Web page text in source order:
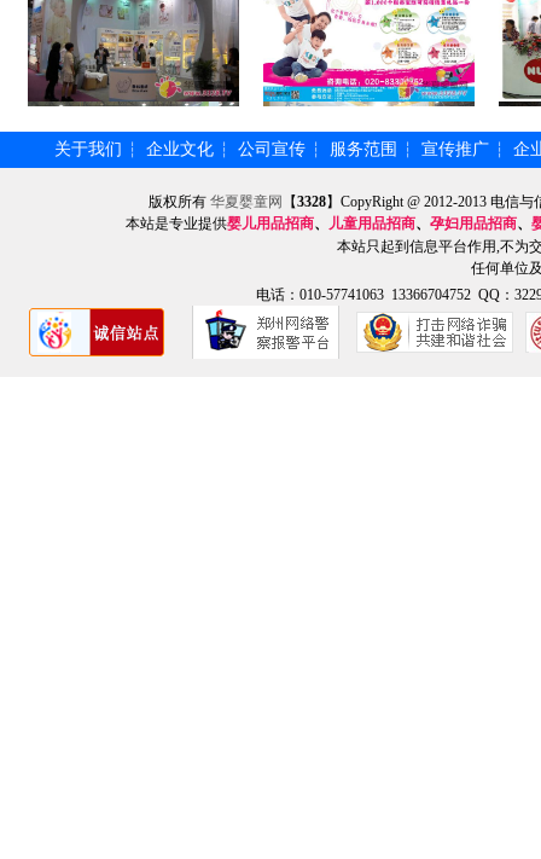
关于我们 ┆ 企业文化 ┆ 公司宣传 ┆ 服务范围 ┆ 宣传推广 ┆ 企
版权所有华夏婴童网 【3328】CopyRight @ 2012-2013 电信
本站是专业提供婴儿用品招商、 儿童用品招商、 孕妇用品招商、
本站只起到信息平台作用,不为
任何单位
电话：010-57741063 13366704752 QQ：